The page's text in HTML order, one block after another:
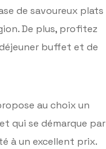
de savoureux plats
De plus, profitez
buffet et de
au choix un
qui se démarque par
à un excellent prix.